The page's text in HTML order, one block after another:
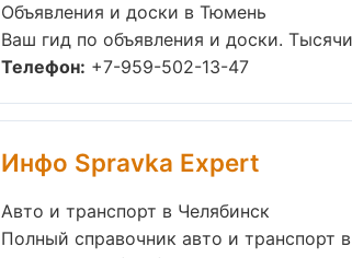
Объявления и доски в Тюмень
Ваш гид по объявления и доски.
Телефон: +7-959-502-13-47
Инфо Spravka Expert
Авто и транспорт в Челябинск
Полный справочник авто и транспорт